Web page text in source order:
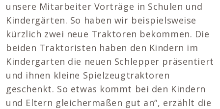
unsere Mitarbeiter Vorträge in Schulen und
Kindergärten. So haben wir beispielsweise
kürzlich zwei neue Traktoren bekommen. Die
beiden Traktoristen haben den Kindern im
Kindergarten die neuen Schlepper präsentiert
und ihnen kleine Spielzeugtraktoren
geschenkt. So etwas kommt bei den Kindern
und Eltern gleichermaßen gut an“, erzählt die